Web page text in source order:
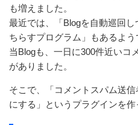
も増えました。
最近では、「Blogを自動巡回
ちらすプログラム」もあるよう
当Blogも、一日に300件近いコ
がありました。
そこで、「コメントスパム送
にする」というプラグインを作